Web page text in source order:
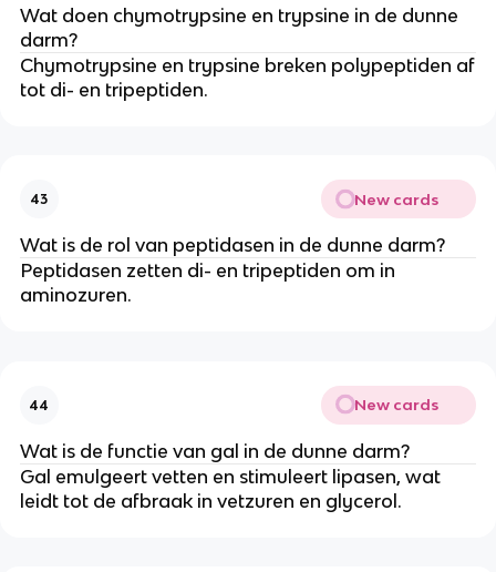
Wat doen chymotrypsine en trypsine in de dunne
darm?
Chymotrypsine en trypsine breken polypeptiden af
tot di- en tripeptiden.
43 New cards
Wat is de rol van peptidasen in de dunne darm?
Peptidasen zetten di- en tripeptiden om in
aminozuren.
44 New cards
Wat is de functie van gal in de dunne darm?
Gal emulgeert vetten en stimuleert lipasen, wat
leidt tot de afbraak in vetzuren en glycerol.